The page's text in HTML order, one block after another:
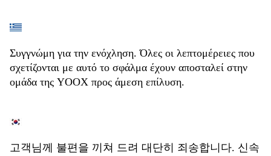
Συγγνώμη για την ενόχληση. Όλες οι λεπτομέρειες που
σχετίζονται με αυτό το σφάλμα έχουν αποσταλεί στην
ομάδα της YOOX προς άμεση επίλυση.
고객님께 불편을 끼쳐 드려 대단히 죄송합니다. 신속